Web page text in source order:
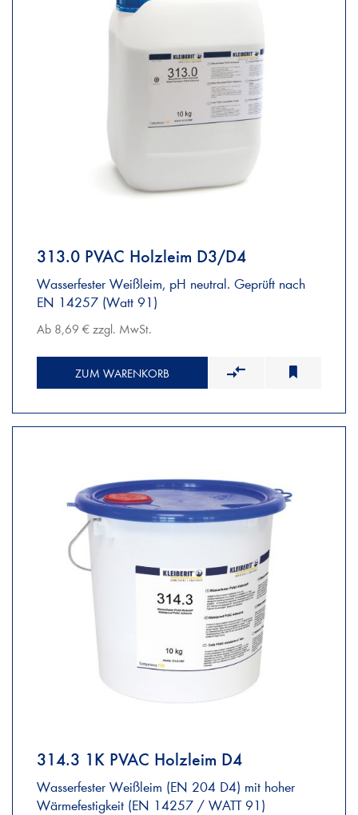
313.0 PVAC Holzleim D3/D4
Wasserfester Weißleim, pH neutral. Geprüft nach
EN 14257 (Watt 91)
Ab 8,69 € zzgl. MwSt.
ZUM WARENKORB
314.3 1K PVAC Holzleim D4
Wasserfester Weißleim (EN 204 D4) mit hoher
Wärmefestigkeit (EN 14257 / WATT 91)